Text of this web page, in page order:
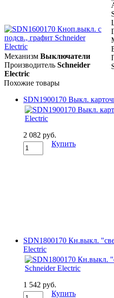
Механизм Выключатели
Производитель Schneider
Electric
Похожие товары
SDN1900170 Выкл.
2 082 руб.
Купить
SDN1800170 Кн.выкл.
Electric
1 542 руб.
Купить